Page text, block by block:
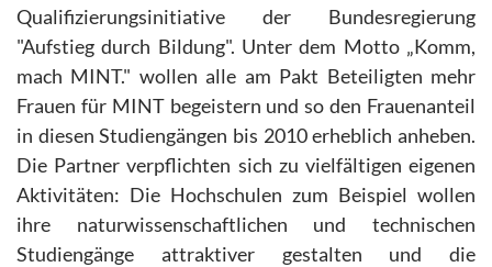
Qualifizierungsinitiative der Bundesregierung
"Aufstieg durch Bildung". Unter dem Motto „Komm,
mach MINT." wollen alle am Pakt Beteiligten mehr
Frauen für MINT begeistern und so den Frauenanteil
in diesen Studiengängen bis 2010 erheblich anheben.
Die Partner verpflichten sich zu vielfältigen eigenen
Aktivitäten: Die Hochschulen zum Beispiel wollen
ihre naturwissenschaftlichen und technischen
Studiengänge attraktiver gestalten und die